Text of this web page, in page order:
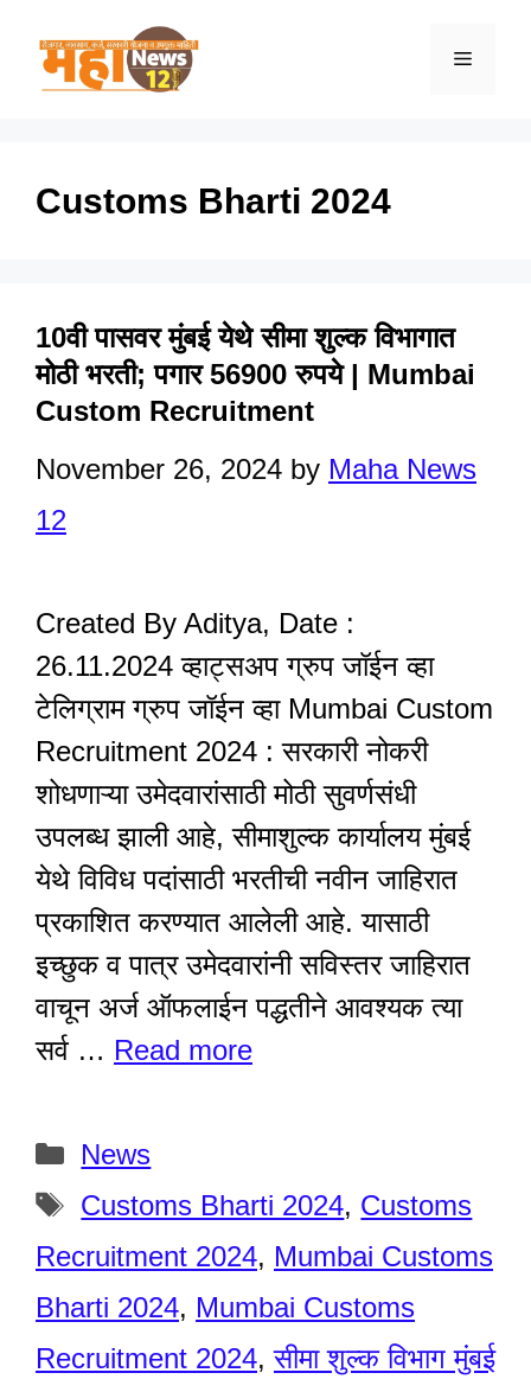
Menu
Customs Bharti 2024
10वी पासवर मुंबई येथे सीमा शुल्क विभागात
मोठी भरती; पगार 56900 रुपये | Mumbai
Custom Recruitment
November 26, 2024 by Maha News
12
Created By Aditya, Date :
26.11.2024 व्हाट्सअप ग्रुप जॉईन व्हा
टेलिग्राम ग्रुप जॉईन व्हा Mumbai Custom
Recruitment 2024 : सरकारी नोकरी
शोधणाऱ्या उमेदवारांसाठी मोठी सुवर्णसंधी
उपलब्ध झाली आहे, सीमाशुल्क कार्यालय मुंबई
येथे विविध पदांसाठी भरतीची नवीन जाहिरात
प्रकाशित करण्यात आलेली आहे. यासाठी
इच्छुक व पात्र उमेदवारांनी सविस्तर जाहिरात
वाचून अर्ज ऑफलाईन पद्धतीने आवश्यक त्या
सर्व … Read more
Categories
News
Tags
Customs Bharti 2024, Customs
Recruitment 2024, Mumbai Customs
Bharti 2024, Mumbai Customs
Recruitment 2024,सीमा शुल्क विभाग मुंबई